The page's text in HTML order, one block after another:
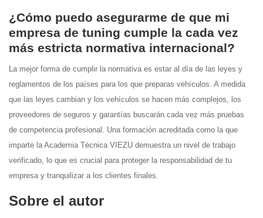
¿Cómo puedo asegurarme de que mi
empresa de tuning cumple la cada vez
más estricta normativa internacional?
La mejor forma de cumplir la normativa es estar al día de las leyes y
reglamentos de los países para los que preparas vehículos. A medida
que las leyes cambian y los vehículos se hacen más complejos, los
proveedores de seguros y garantías buscarán cada vez más pruebas
de competencia profesional. Una formación acreditada como la que
imparte la Academia Técnica VIEZU demuestra un nivel de trabajo
verificado, lo que es crucial para proteger la responsabilidad de tu
empresa y tranquilizar a los clientes finales.
Sobre el autor